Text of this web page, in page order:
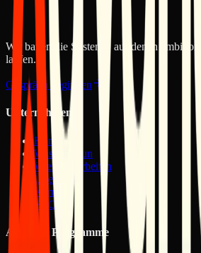
Outcome:
Kontinuierliche Verbesserung
Hebelwirkung.
Wir bauen die Systeme, auf denen
laufen.
Gespräch beginnen
Unternehmen
Home
Was Wir Tun
Wie Wir Arbeiten
Über Uns
Karriere
FAQ
Arbeit & Programme